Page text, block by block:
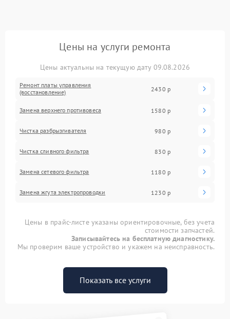
Цены на услуги ремонта
Цены актуальны на текущую дату 09.08.2026
Ремонт платы управления
(восстановление)
2430 р
Замена верхнего противовеса 1580 р
Чистка разбрызгивателя 980 р
Чистка сливного фильтра 830 р
Замена сетевого фильтра 1180 р
Замена жгута электропроводки 1230 р
Цены в прайс-листе указаны ориентировочные, без учета
стоимости запчастей.
Записывайтесь на бесплатную диагностику.
Мы проверим ваше устройство и укажем на неисправность.
Показать все услуги